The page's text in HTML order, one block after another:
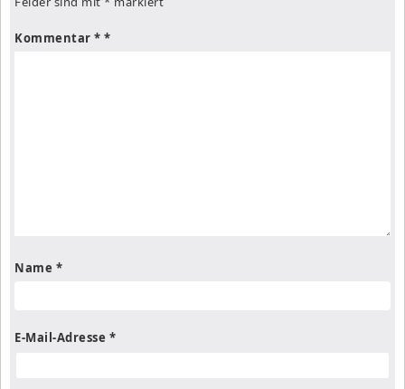
Kommentar *
Name *
E-Mail-Adresse *